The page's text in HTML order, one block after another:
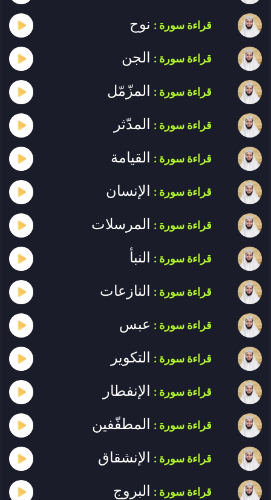
قراءة سورة : نوح
قراءة سورة : الجن
قراءة سورة : المزّمّل
قراءة سورة : المدّثر
قراءة سورة : القيامة
قراءة سورة : الإنسان
قراءة سورة : المرسلات
قراءة سورة : النبأ
قراءة سورة : النازعات
قراءة سورة : عبس
قراءة سورة : التكوير
قراءة سورة : الإنفطار
قراءة سورة : المطفّفين
قراءة سورة : الإنشقاق
قراءة سورة : البروج